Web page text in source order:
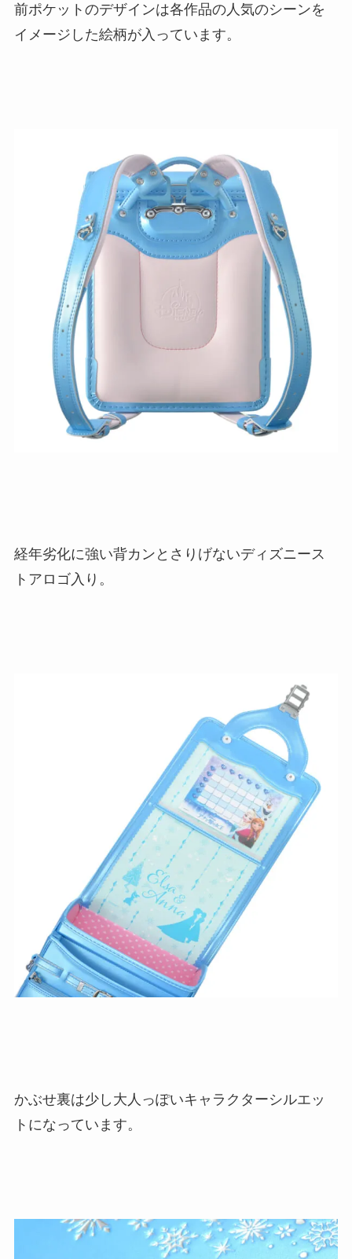
前ポケットのデザインは各作品の人気のシーンを
イメージした絵柄が入っています。
経年劣化に強い背カンとさりげないディズニース
トアロゴ入り。
かぶせ裏は少し大人っぽいキャラクターシルエッ
トになっています。